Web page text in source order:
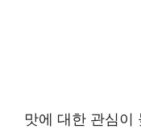
맛에 대한 관심이